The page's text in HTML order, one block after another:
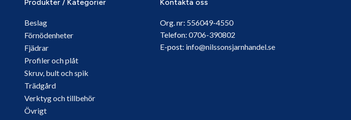
Produkter / Kategorier
Beslag
Förnödenheter
Fjädrar
Profiler och plåt
Skruv, bult och spik
Trädgård
Verktyg och tillbehör
Övrigt
Kontakta oss
Org. nr: 556049-4550
Telefon: 0706-390802
E-post: info@nilssonsjarnhandel.se